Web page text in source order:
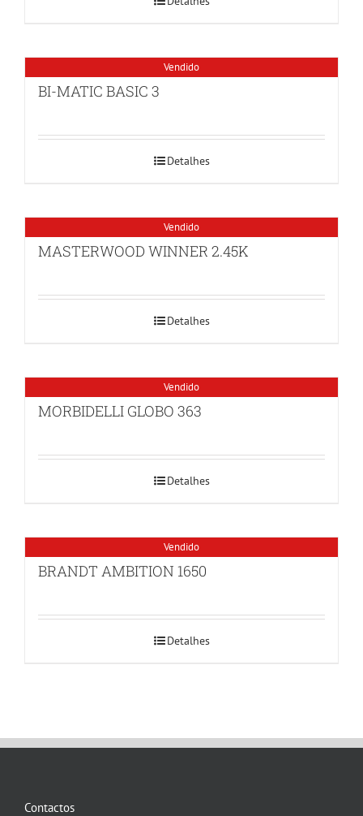
Vendido
BI-MATIC BASIC 3
Detalhes
Vendido
MASTERWOOD WINNER 2.45K
Detalhes
Vendido
MORBIDELLI GLOBO 363
Detalhes
Vendido
BRANDT AMBITION 1650
Detalhes
Contactos